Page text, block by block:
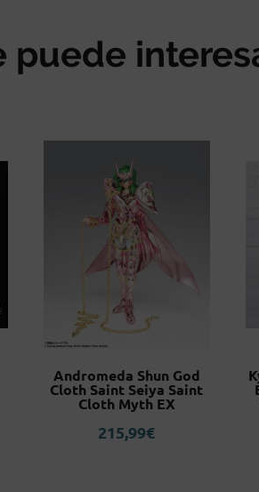
puede
Andromeda Shun God
Cloth Saint Seiya Saint
Cloth Myth EX
215,99€